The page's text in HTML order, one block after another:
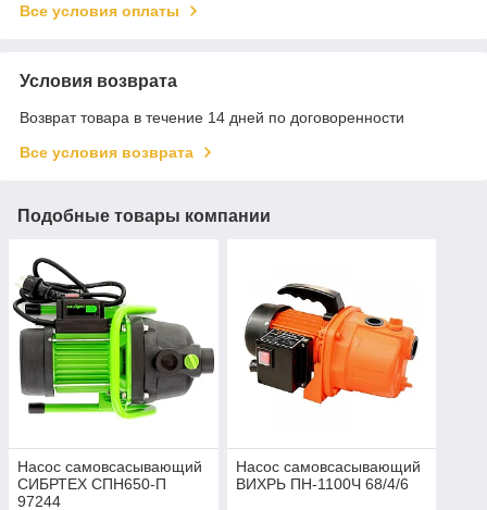
Все условия оплаты
Условия возврата
Возврат товара в течение 14 дней по договоренности
Все условия возврата
Подобные товары компании
Насос самовсасывающий
СИБРТЕХ СПН650-П
97244
Насос самовсасывающий
ВИХРЬ ПН-1100Ч 68/4/6